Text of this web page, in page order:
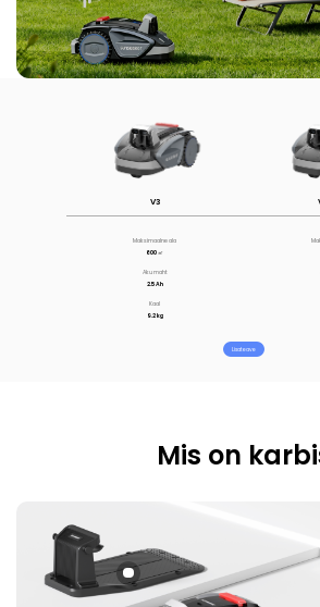
V3
Maksimaalne ala
600 ㎡
Aku maht
2.5 Ah
Kaal
9.2 kg
Lisateave
Mis on